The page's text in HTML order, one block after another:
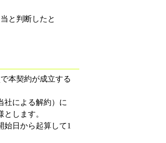
と判断したと
本契約が成立する
社による解約）に
します。
日から起算して1